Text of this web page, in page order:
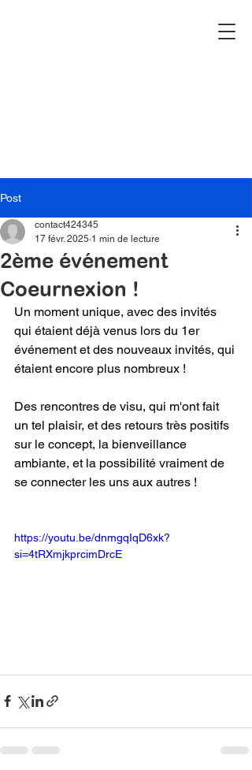
Post
2ème événement
Coeurnexion !
contact424345
17 févr. 2025 1 min de lecture
Un moment unique, avec des invités
qui étaient déjà venus lors du 1er
événement et des nouveaux invités, qui
étaient encore plus nombreux !
Des rencontres de visu, qui m'ont fait
un tel plaisir, et des retours très positifs
sur le concept, la bienveillance
ambiante, et la possibilité vraiment de
se connecter les uns aux autres !
https://youtu.be/dnmgqIqD6xk?
si=4tRXmjkprcimDrcE